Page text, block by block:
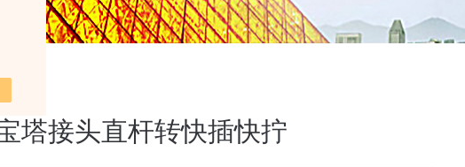
塔接头直杆转快插快拧